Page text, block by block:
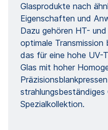
Glasprodukte nach
Eigenschaften und
Dazu gehören HT-
optimale Transmission
das für eine hohe UV-
Glas mit hoher
Spezialkollektion.